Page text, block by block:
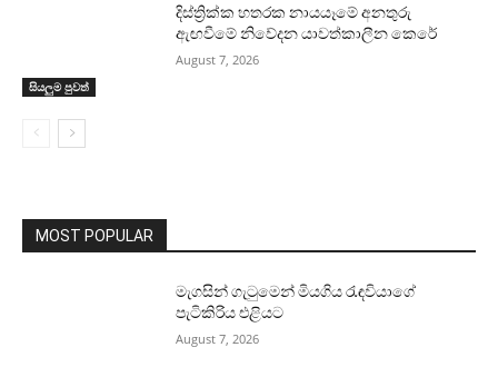
සියලුම පුවත්
දිස්ත්‍රික්ක හතරක නායයෑමේ අනතුරු
ඇඟවීමේ නිවේදන යාවත්කාලීන කෙරේ
August 7, 2026
MOST POPULAR
මැගසින් ගැටුමෙන් මියගිය රැඳවියාගේ
පැටිකිරිය එළියට
August 7, 2026